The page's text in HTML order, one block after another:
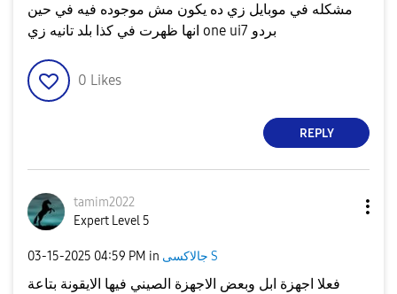
مشكله في موبايل زي ده يكون مش موجوده فيه في حين
انها ظهرت في كذا بلد تانيه زي one ui7 بردو
0 Likes
REPLY
tamim2022
Expert Level 5
‎03-15-2025 04:59 PM in جالاكسى S
فعلا اجهزة ابل وبعض الاجهزة الصيني فيها الايقونة بتاعة